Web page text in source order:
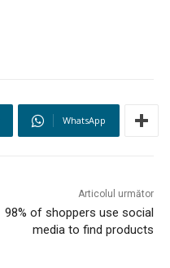
WhatsApp
Articolul următor
98% of shoppers use social
media to find products